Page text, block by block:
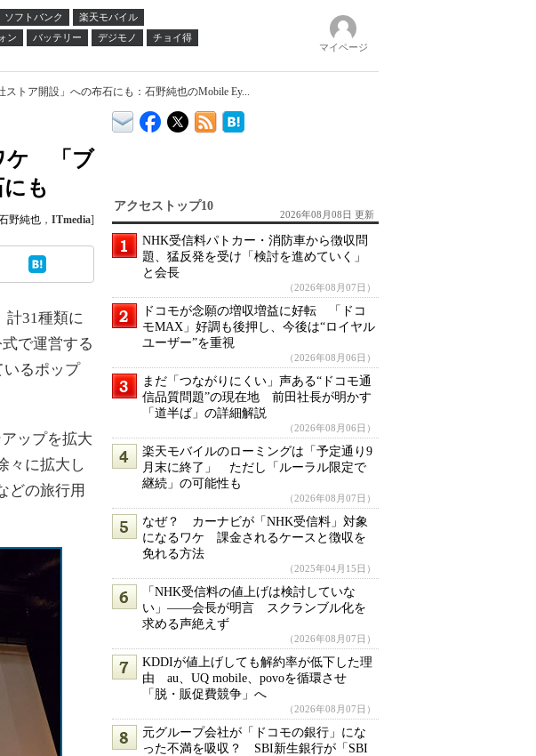
ソフトバンク
楽天モバイル
ン バッテリー デジモノ
チョイ得
マイページ
トア開設」への布石にも：石野純也のMobile Ey...
ケ 「ブ
も
野純也 ， ITmedia]
計31種類に
で運営する
いるポップ
ップを拡大
々に拡大し
どの旅行用
アクセストップ10
2026年08月08日 更新
NHK受信料パトカー・消防車から徴収問
題、猛反発を受け「検討を進めていく」
と会長
（2026年08月07日）
ドコモが念願の増収増益に好転 「ドコ
モMAX」好調も後押し、今後は“ロイヤル
ユーザー”を重視
（2026年08月06日）
まだ「つながりにくい」声ある“ドコモ通
信品質問題”の現在地 前田社長が明かす
「道半ば」の詳細解説
（2026年08月06日）
楽天モバイルのローミングは「予定通り9
月末に終了」 ただし「ルーラル限定で
継続」の可能性も
（2026年08月07日）
なぜ？ カーナビが「NHK受信料」対象
になるワケ 課金されるケースと徴収を
免れる方法
（2025年04月15日）
「NHK受信料の値上げは検討していな
い」――会長が明言 スクランブル化を
求める声絶えず
（2026年08月07日）
KDDIが値上げしても解約率が低下した理
由 au、UQ mobile、povoを循環させ
「脱・販促費競争」へ
（2026年08月07日）
元グループ会社が「ドコモの銀行」にな
った不満を吸収？ SBI新生銀行が「SBI